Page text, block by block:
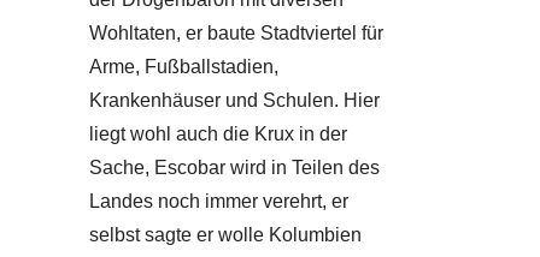
Wohltaten, er baute Stadtviertel für
Arme, Fußballstadien,
Krankenhäuser und Schulen. Hier
liegt wohl auch die Krux in der
Sache, Escobar wird in Teilen des
Landes noch immer verehrt, er
selbst sagte er wolle Kolumbien